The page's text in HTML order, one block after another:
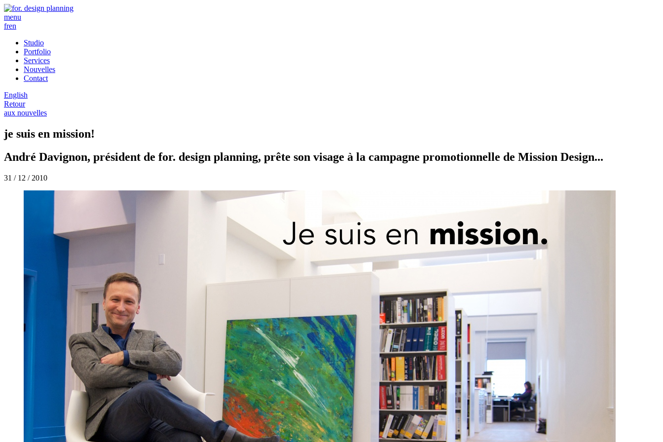
menu
fren
Studio
Portfolio
Services
Nouvelles
Contact
English
Retour
aux nouvelles
je suis en mission!
André Davignon, président de for. design planning, prête son visage à la campagne promotionnelle de Mission Design...
31 / 12 / 2010